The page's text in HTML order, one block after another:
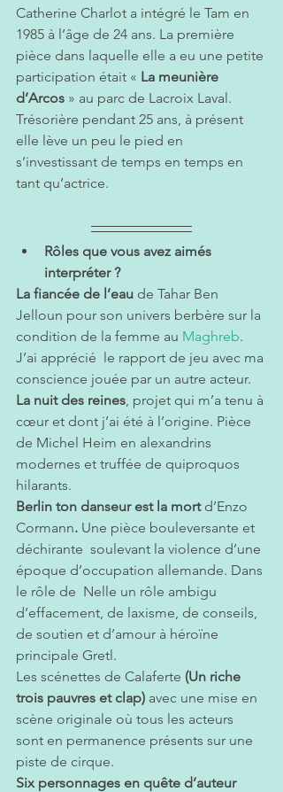
Catherine Charlot a intégré le Tam en
1985 à l’âge de 24 ans. La première
pièce dans laquelle elle a eu une petite
participation était « La meunière
d’Arcos » au parc de Lacroix Laval.
Trésorière pendant 25 ans, à présent
elle lève un peu le pied en
s’investissant de temps en temps en
tant qu’actrice.
Rôles que vous avez aimés
interpréter ?
La fiancée de l’eau de Tahar Ben
Jelloun pour son univers berbère sur la
condition de la femme au Maghreb.
J’ai apprécié  le rapport de jeu avec ma
conscience jouée par un autre acteur.
La nuit des reines , projet qui m’a tenu à
cœur et dont j’ai été à l’origine. Pièce
de Michel Heim en alexandrins
modernes et truffée de quiproquos
hilarants.
Berlin ton danseur est la mort d’Enzo
Cormann. Une pièce bouleversante et
déchirante  soulevant la violence d’une
époque d’occupation allemande. Dans
le rôle de  Nelle un rôle ambigu
d’effacement, de laxisme, de conseils,
de soutien et d’amour à héroïne
principale Gretl.
Les scénettes de Calaferte (Un riche
trois pauvres et clap) avec une mise en
scène originale où tous les acteurs
sont en permanence présents sur une
piste de cirque.
Six personnages en quête d’auteur